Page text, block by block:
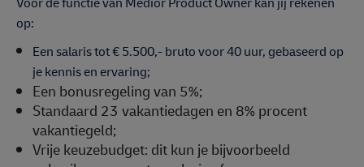
op:
Een salaris tot € 5.500,- bruto voor 40 uur, gebaseerd op
je kennis en ervaring;
Een bonusregeling van 5%;
Standaard 23 vakantiedagen en 8% procent
vakantiegeld;
Vrije keuzebudget: dit kun je bijvoorbeeld